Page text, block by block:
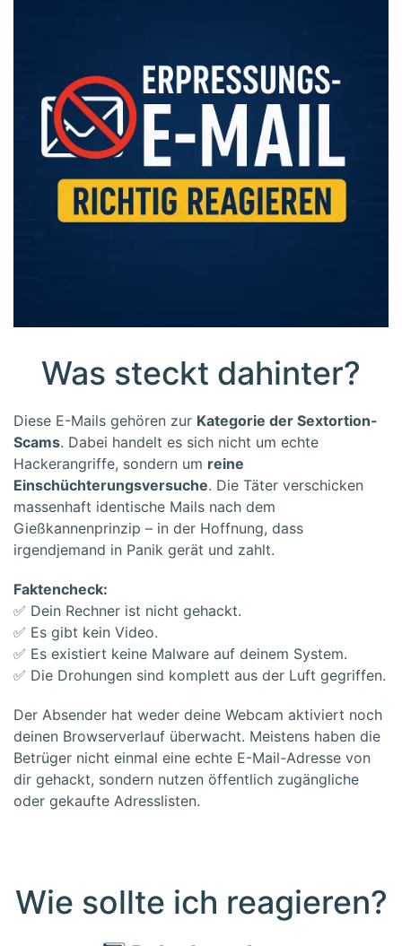
Was steckt dahinter?
Diese E-Mails gehören zur Kategorie der Sextortion-
Scams. Dabei handelt es sich nicht um echte
Hackerangriffe, sondern um reine
Einschüchterungsversuche. Die Täter verschicken
massenhaft identische Mails nach dem
Gießkannenprinzip – in der Hoffnung, dass
irgendjemand in Panik gerät und zahlt.
Faktencheck:
✅ Dein Rechner ist nicht gehackt.
✅ Es gibt kein Video.
✅ Es existiert keine Malware auf deinem System.
✅ Die Drohungen sind komplett aus der Luft gegriffen.
Der Absender hat weder deine Webcam aktiviert noch
deinen Browserverlauf überwacht. Meistens haben die
Betrüger nicht einmal eine echte E-Mail-Adresse von
dir gehackt, sondern nutzen öffentlich zugängliche
oder gekaufte Adresslisten.
Wie sollte ich reagieren?